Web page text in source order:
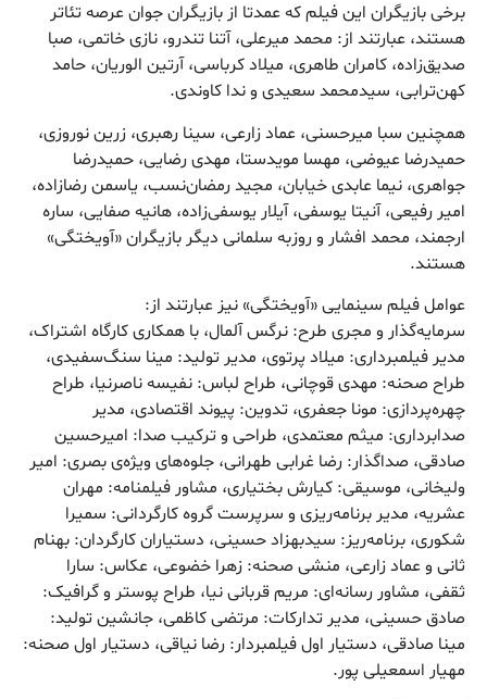
برخی بازیگران این فیلم که عمدتا از بازیگران جوان عرصه تئاتر
هستند، عبارتند از: محمد میرعلی، آتنا تندرو، نازی خاتمی، صبا
صدیق‌زاده، کامران طاهری، میلاد کرباسی، آرتین الوریان، حامد
کهن‌ترابی، سیدمحمد سعیدی و ندا کاوندی.
همچنین سبا میرحسنی، عماد زارعی، سینا رهبری، زرین نوروزی،
حمیدرضا عیوضی، مهسا مویدستا، مهدی رضایی، حمیدرضا
جواهری، نیما عابدی خیابان، مجید رمضان‌نسب، یاسمن رضازاده،
امیر رفیعی، آنیتا یوسفی، آیلار یوسفی‌زاده، هانیه صفایی، ساره
ارجمند، محمد افشار و روزبه سلمانی دیگر بازیگران «آویختگی»
هستند.
عوامل فیلم سینمایی «آویختگی» نیز عبارتند از:
سرمایه‌گذار و مجری طرح: نرگس آلمال، با همکاری کارگاه اشتراک،
مدیر فیلمبرداری: میلاد پرتوی، مدیر تولید: مینا سنگ‌سفیدی،
طراح صحنه: مهدی قوچانی، طراح لباس: نفیسه ناصرنیا، طراح
چهره‌پردازی: مونا جعفری، تدوین: پیوند اقتصادی، مدیر
صدابرداری: میثم معتمدی، طراحی و ترکیب صدا: امیرحسین
صادقی، صداگذار: رضا غرابی طهرانی، جلوه‌های ویژه‌ی بصری: امیر
ولیخانی، موسیقی: کیارش بختیاری، مشاور فیلمنامه: مهران
عشریه، مدیر برنامه‌ریزی و سرپرست گروه کارگردانی: سمیرا
شکوری، برنامه‌ریز: سیدبهزاد حسینی، دستیاران کارگردان: بهنام
ثانی و عماد زارعی، منشی صحنه: زهرا خضوعی، عکاس: سارا
ثقفی، مشاور رسانه‌ای: مریم قربانی نیا، طراح پوستر و گرافیک:
صادق حسینی، مدیر تدارکات: مرتضی کاظمی، جانشین تولید:
مینا صادقی، دستیار اول فیلمبردار: رضا نیاقی، دستیار اول صحنه:
مهیار اسمعیلی پور.